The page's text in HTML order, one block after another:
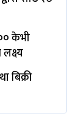
केभी
बिक्री